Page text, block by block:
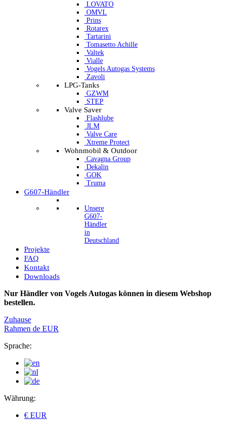
LOVATO
OMVL
Prins
Rotarex
Tartarini
Tomasetto Achille
Valtek
Vialle
Vogels Autogas Systems
Zavoli
LPG-Tanks
GZWM
STEP
Valve Saver
Flashlube
JLM
Valve Care
Xtreme Protect
Wohnmobil & Outdoor
Cavagna Group
Dekalin
GOK
Truma
G607-Händler
Unsere
G607-
Händler
in
Deutschland
Projekte
FAQ
Kontakt
Downloads
Nur Händler von Vogels Autogas können in diesem Webshop
bestellen.
Zuhause
Rahmen de EUR
Sprache:
Währung:
€ EUR